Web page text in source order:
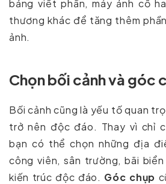
bảng viết phấn, máy ảnh cổ
thương khác để tăng thêm
ảnh.
Chọn bối cảnh và góc
Bối cảnh cũng là yếu tố quan
trở nên độc đáo. Thay vì chỉ
bạn có thể chọn những địa
công viên, sân trường, bãi
kiến trúc độc đáo. Góc chụp